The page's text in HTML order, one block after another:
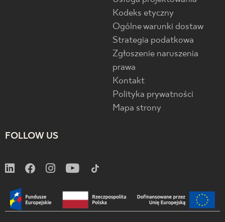
Kodeks etyczny
Ogólne warunki dostaw
Strategia podatkowa
Zgłoszenie naruszenia
prawa
Kontakt
Polityka prywatności
Mapa strony
FOLLOW US